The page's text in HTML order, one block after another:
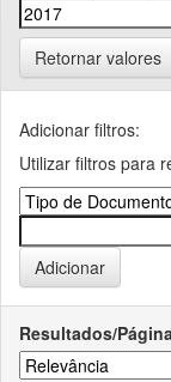
Retornar valores
Adicionar filtros:
Utilizar filtros para
Resultados/Página